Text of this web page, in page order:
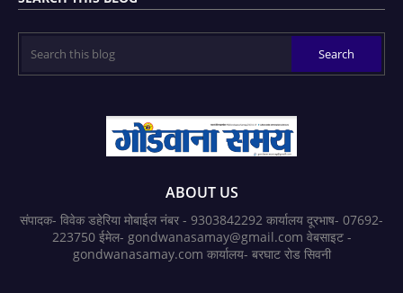
ABOUT US
संपादक- विवेक डहेरिया मोबाईल नंबर - 9303842292 कार्यालय दूरभाष- 07692-
223750 ईमेल- gondwanasamay@gmail.com वेबसाइट -
gondwanasamay.com कार्यालय- बरघाट रोड सिवनी